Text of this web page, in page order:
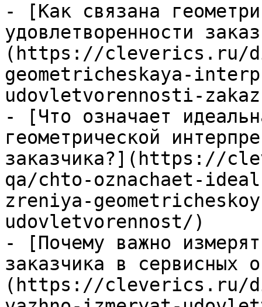
- [Как связана
удовлетворенности
(https://cleverics.ru/
geometricheskaya-
udovletvorennosti-
- [Что означает
геометрической
заказчика?](https://
qa/chto-oznachaet-
zreniya-
udovletvorennost/)
- [Почему важно
заказчика в сервисных
(https://cleverics.ru/